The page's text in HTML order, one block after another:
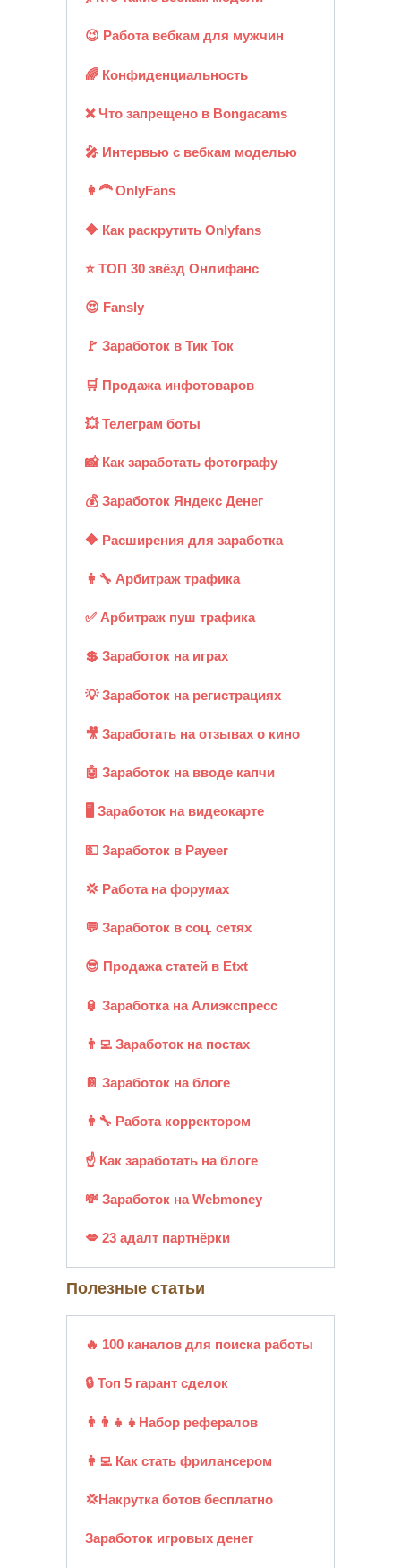
😉 Работа вебкам для мужчин
🌈 Конфиденциальность
❌ Что запрещено в Bongacams
🎤 Интервью с вебкам моделью
👩‍🦰 OnlyFans
🔶 Как раскрутить Onlyfans
⭐ ТОП 30 звёзд Онлифанс
😍 Fansly
🚩 Заработок в Тик Ток
🛒 Продажа инфотоваров
💥 Телеграм боты
📸 Как заработать фотографу
💰 Заработок Яндекс Денег
🔶 Расширения для заработка
👩‍🔧 Арбитраж трафика
✅ Арбитраж пуш трафика
💲 Заработок на играх
💡 Заработок на регистрациях
🎥 Заработать на отзывах о кино
🤖 Заработок на вводе капчи
🖥️ Заработок на видеокарте
💵 Заработок в Payeer
💢 Работа на форумах
💬 Заработок в соц. сетях
😎 Продажа статей в Etxt
🏮 Заработка на Алиэкспресс
👨‍💻 Заработок на постах
📔 Заработок на блоге
👩‍🔧 Работа корректором
☝ Как заработать на блоге
💸 Заработок на Webmoney
💋 23 адалт партнёрки
Полезные статьи
🔥 100 каналов для поиска работы
🔒 Топ 5 гарант сделок
👨‍👨‍👧‍👧Набор рефералов
👩‍💻 Как стать фрилансером
💢Накрутка ботов бесплатно
Заработок игровых денег